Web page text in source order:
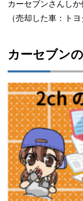
カーセブンさんしか
（売却した車：ト
カーセブン